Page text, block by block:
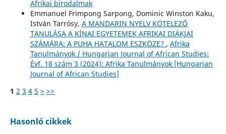
Afrikai birodalmak
Emmanuel Frimpong Sarpong, Dominic Winston Kaku,
István Tarrósy, A MANDARIN NYELV KÖTELEZŐ
TANULÁSA A KÍNAI EGYETEMEK AFRIKAI DIÁKJAI
SZÁMÁRA: A PUHA HATALOM ESZKÖZE? , Afrika
Tanulmányok / Hungarian Journal of African Studies:
Évf. 18 szám 3 (2024): Afrika Tanulmányok [Hungarian
Journal of African Studies]
1 2 3 4 5 > >>
Hasonló cikkek